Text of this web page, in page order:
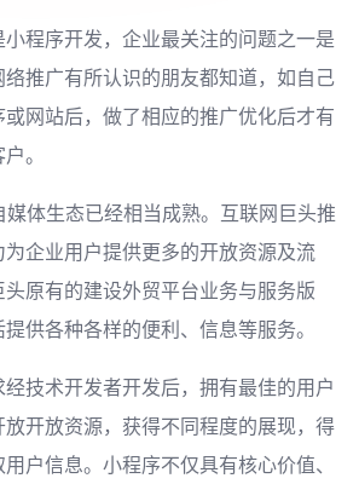
程序开发，企业最关注的问题之一是
推广有所认识的朋友都知道，如自己
网站后，做了相应的推广优化后才有
。
媒体生态已经相当成熟。互联网巨头推
企业用户提供更多的开放资源及流
原有的建设外贸平台业务与服务版
供各种各样的便利、信息等服务。
技术开发者开发后，拥有最佳的用户
开放资源，获得不同程度的展现，得
户信息。小程序不仅具有核心价值、